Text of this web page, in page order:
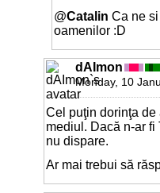
@Catalin Ca ne
oamenilor :D
dAImon
Monday, 10
Cel puţin dorinţa de
mediul. Dacă n-ar
nu dispare.
Ar mai trebui să